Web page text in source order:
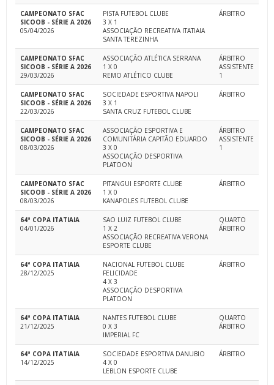
CAMPEONATO SFAC
SICOOB - SÉRIE A 2026
05/04/2026
PISTA FUTEBOL CLUBE
3 X 1
ASSOCIAÇÃO RECREATIVA ITATIAIA
SANTA TEREZINHA
ÁRBITRO
CAMPEONATO SFAC
SICOOB - SÉRIE A 2026
29/03/2026
ASSOCIAÇÃO ATLÉTICA SERRANA
1 X 0
REMO ATLÉTICO CLUBE
ÁRBITRO
ASSISTENTE
1
CAMPEONATO SFAC
SICOOB - SÉRIE A 2026
22/03/2026
SOCIEDADE ESPORTIVA NAPOLI
3 X 1
SANTA CRUZ FUTEBOL CLUBE
ÁRBITRO
CAMPEONATO SFAC
SICOOB - SÉRIE A 2026
08/03/2026
ASSOCIAÇÃO ESPORTIVA E
COMUNITÁRIA CAPITÃO EDUARDO
3 X 0
ASSOCIAÇÃO DESPORTIVA
PLATOON
ÁRBITRO
ASSISTENTE
1
CAMPEONATO SFAC
SICOOB - SÉRIE A 2026
08/03/2026
PITANGUI ESPORTE CLUBE
1 X 0
KANAPOLES FUTEBOL CLUBE
ÁRBITRO
64ª COPA ITATIAIA
04/01/2026
SAO LUIZ FUTEBOL CLUBE
1 X 2
ASSOCIAÇÃO RECREATIVA VERONA
ESPORTE CLUBE
QUARTO
ÁRBITRO
64ª COPA ITATIAIA
28/12/2025
NACIONAL FUTEBOL CLUBE
FELICIDADE
4 X 3
ASSOCIAÇÃO DESPORTIVA
PLATOON
ÁRBITRO
64ª COPA ITATIAIA
21/12/2025
NANTES FUTEBOL CLUBE
0 X 3
IMPERIAL FC
QUARTO
ÁRBITRO
64ª COPA ITATIAIA
14/12/2025
SOCIEDADE ESPORTIVA DANUBIO
4 X 0
LEBLON ESPORTE CLUBE
ÁRBITRO